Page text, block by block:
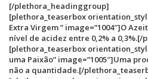
[/plethora_headinggroup]
[plethora_teaserbox
Extra Virgem ” image=”1004″]O
nível de acidez entre 0,2% a
[plethora_teaserbox
uma Paixão” image=”1005″]Uma
não a quantidade.[/